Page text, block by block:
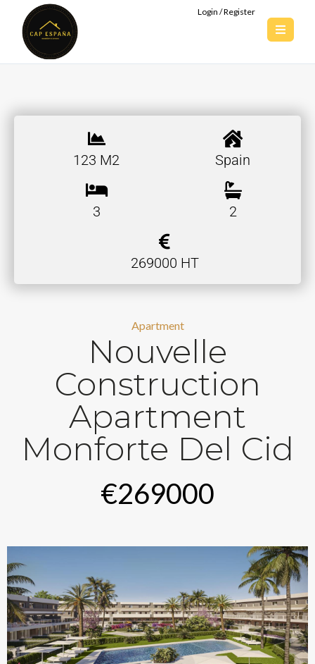
Login / Register
123 M2 Spain
3 2
269000 HT
Apartment
Nouvelle
Construction
Apartment
Monforte Del Cid
€269000